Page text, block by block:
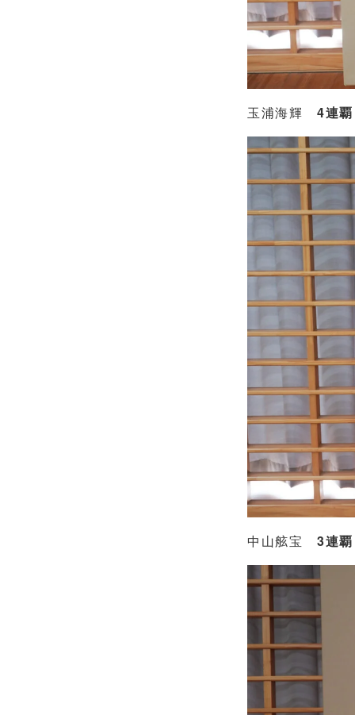
玉浦海輝 4連
中山舷宝 3連